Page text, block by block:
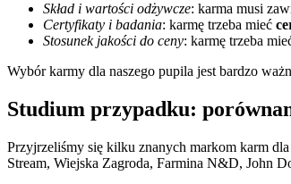
Skład i wartości odżywcze: karma musi
Certyfikaty i badania: karmę trzeba mieć
Stosunek jakości do ceny: karmę trzeba
Wybór karmy dla naszego pupila jest bardzo
Studium przypadku:
Przyjrzeliśmy się kilku znanych markom karm
Stream, Wiejska Zagroda, Farmina N&D, John